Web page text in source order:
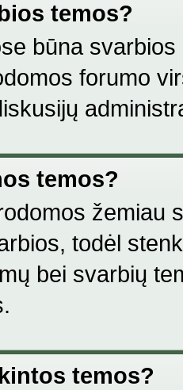
temos?
būna
forumo
temos?
žemiau
todėl
bei svarbių
temos?